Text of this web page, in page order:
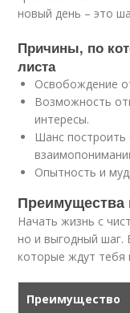
новый день – это
Причины, по
листа
Освобождение
Возможность
интересы.
Шанс построить
Опытность и
Преимущества
Начать жизнь с
но и выгодный шаг.
которые ждут тебя
Преимущество